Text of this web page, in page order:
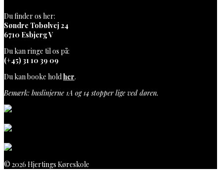
Du finder os her:
Søndre Tobølvej 24
6710 Esbjerg V
Du kan ringe til os på:
(+45) 31 10 39 09
Du kan booke holdher.
Bemærk: buslinjerne 1A og 14 stopper lige ved døren.
© 2026 Hjertings Køreskole